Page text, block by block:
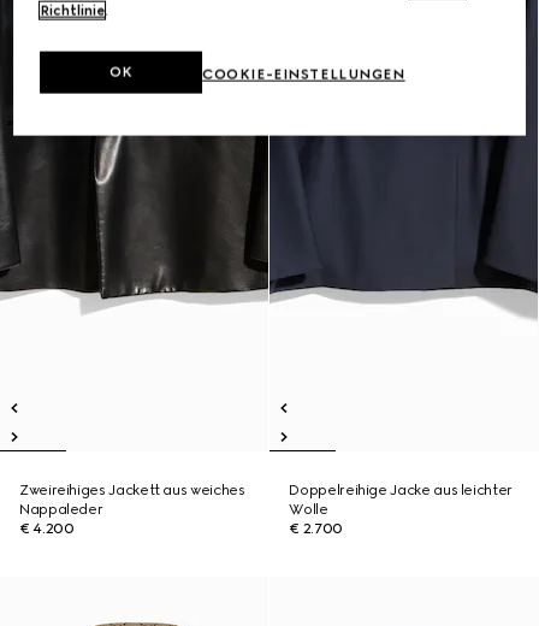
Zweireihiges Jackett aus weiches
Nappaleder
€ 4.200
Doppelreihige Jacke aus leichter
Wolle
€ 2.700
Richtlinie.
COOKIE-EINSTELLUNGEN
OK